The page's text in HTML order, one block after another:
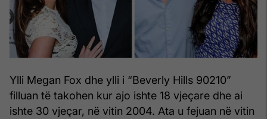
Ylli Megan Fox dhe ylli i “Beverly Hills 90210”
filluan të takohen kur ajo ishte 18 vjeçare dhe ai
ishte 30 vjeçar, në vitin 2004. Ata u fejuan në vitin